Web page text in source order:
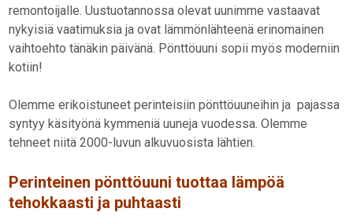
remontoijalle. Uustuotannossa olevat uunimme vastaavat
nykyisiä vaatimuksia ja ovat lämmönlähteenä erinomainen
vaihtoehto tänäkin päivänä. Pönttöuuni sopii myös moderniin
kotiin!
Olemme erikoistuneet perinteisiin pönttöuuneihin ja pajassa
syntyy käsityönä kymmeniä uuneja vuodessa. Olemme
tehneet niitä 2000-luvun alkuvuosista lähtien.
Perinteinen pönttöuuni tuottaa lämpöä
tehokkaasti ja puhtaasti